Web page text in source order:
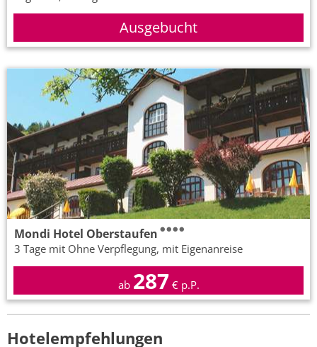
Mondi Hotel Oberstaufen
3 Tage mit Ohne Verpflegung, mit Eigenanreise
ab 287 € p.P.
Hotelempfehlungen